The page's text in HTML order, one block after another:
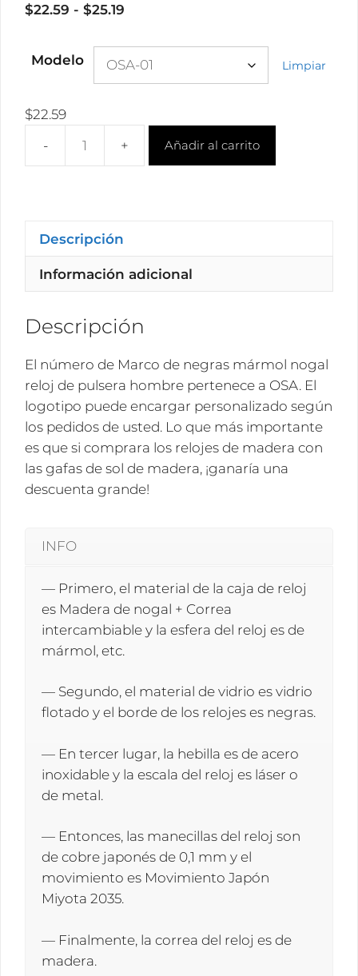
$22.59 - $25.19
precios:
desde
Modelo Limpiar
$22.59
Mayorista
de
pulsera
Añadir al carrito
Descripción
Información adicional
Descripción
El número de Marco de negras mármol nogal
reloj de pulsera hombre pertenece a OSA. El
logotipo puede encargar personalizado según
los pedidos de usted. Lo que más importante
es que si comprara los relojes de madera con
las gafas de sol de madera, ¡ganaría una
descuenta grande!
INFO
— Primero, el material de la caja de reloj
es Madera de nogal + Correa
intercambiable y la esfera del reloj es de
mármol, etc.
— Segundo, el material de vidrio es vidrio
flotado y el borde de los relojes es negras.
— En tercer lugar, la hebilla es de acero
inoxidable y la escala del reloj es láser o
de metal.
— Entonces, las manecillas del reloj son
de cobre japonés de 0,1 mm y el
movimiento es Movimiento Japón
Miyota 2035.
— Finalmente, la correa del reloj es de
madera.